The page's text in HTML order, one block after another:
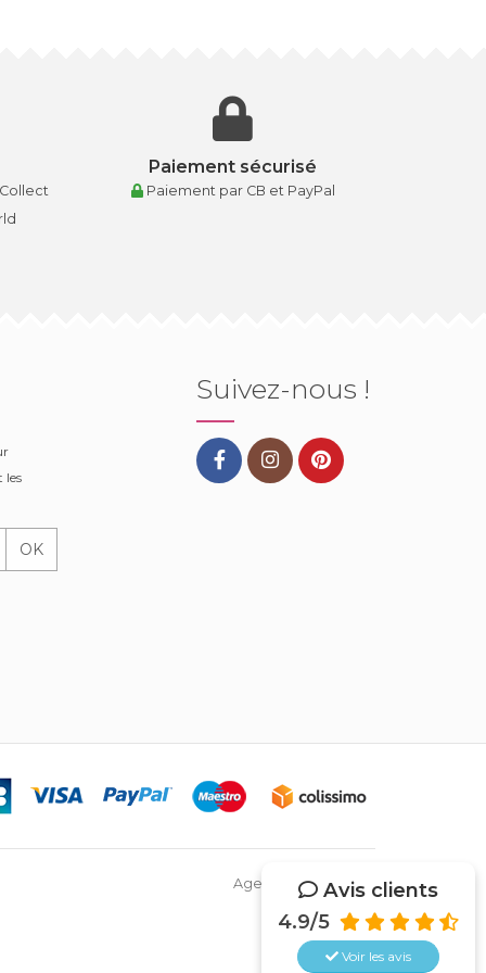
Paiement sécurisé
Paiement par CB et PayPal
Avis clients
4.9/5
Voir les avis
les
OK
Suivez-nous !
Agence Web Netsys